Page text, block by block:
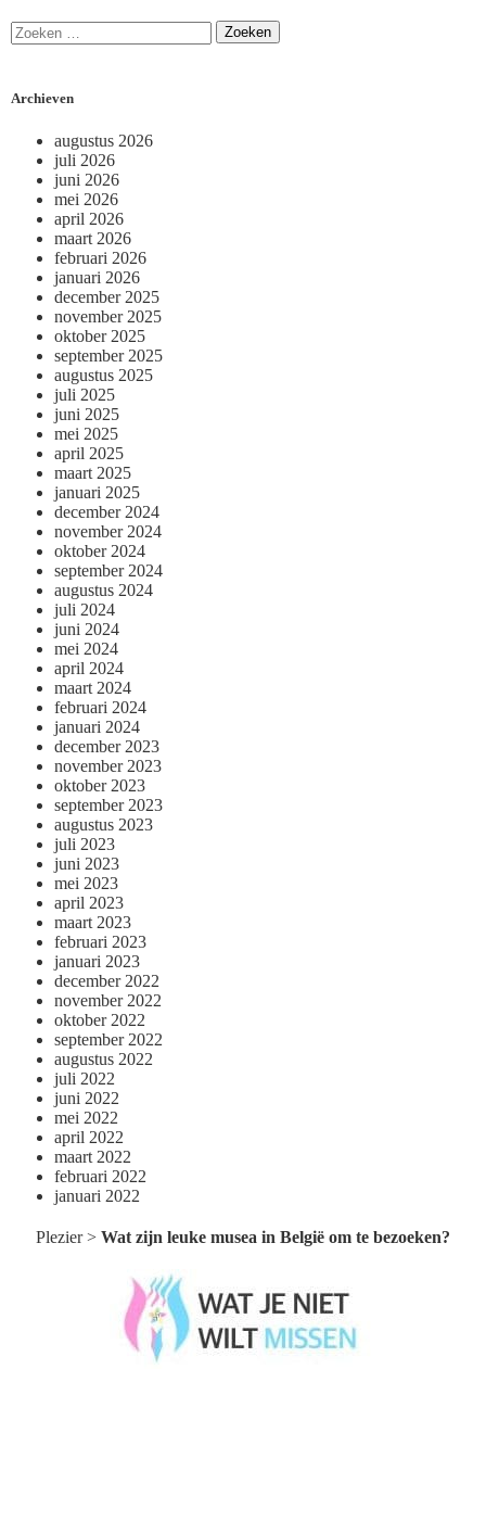
Archieven
augustus 2026
juli 2026
juni 2026
mei 2026
april 2026
maart 2026
februari 2026
januari 2026
december 2025
november 2025
oktober 2025
september 2025
augustus 2025
juli 2025
juni 2025
mei 2025
april 2025
maart 2025
januari 2025
december 2024
november 2024
oktober 2024
september 2024
augustus 2024
juli 2024
juni 2024
mei 2024
april 2024
maart 2024
februari 2024
januari 2024
december 2023
november 2023
oktober 2023
september 2023
augustus 2023
juli 2023
juni 2023
mei 2023
april 2023
maart 2023
februari 2023
januari 2023
december 2022
november 2022
oktober 2022
september 2022
augustus 2022
juli 2022
juni 2022
mei 2022
april 2022
maart 2022
februari 2022
januari 2022
Plezier> Wat zijn leuke musea in België om te bezoeken?